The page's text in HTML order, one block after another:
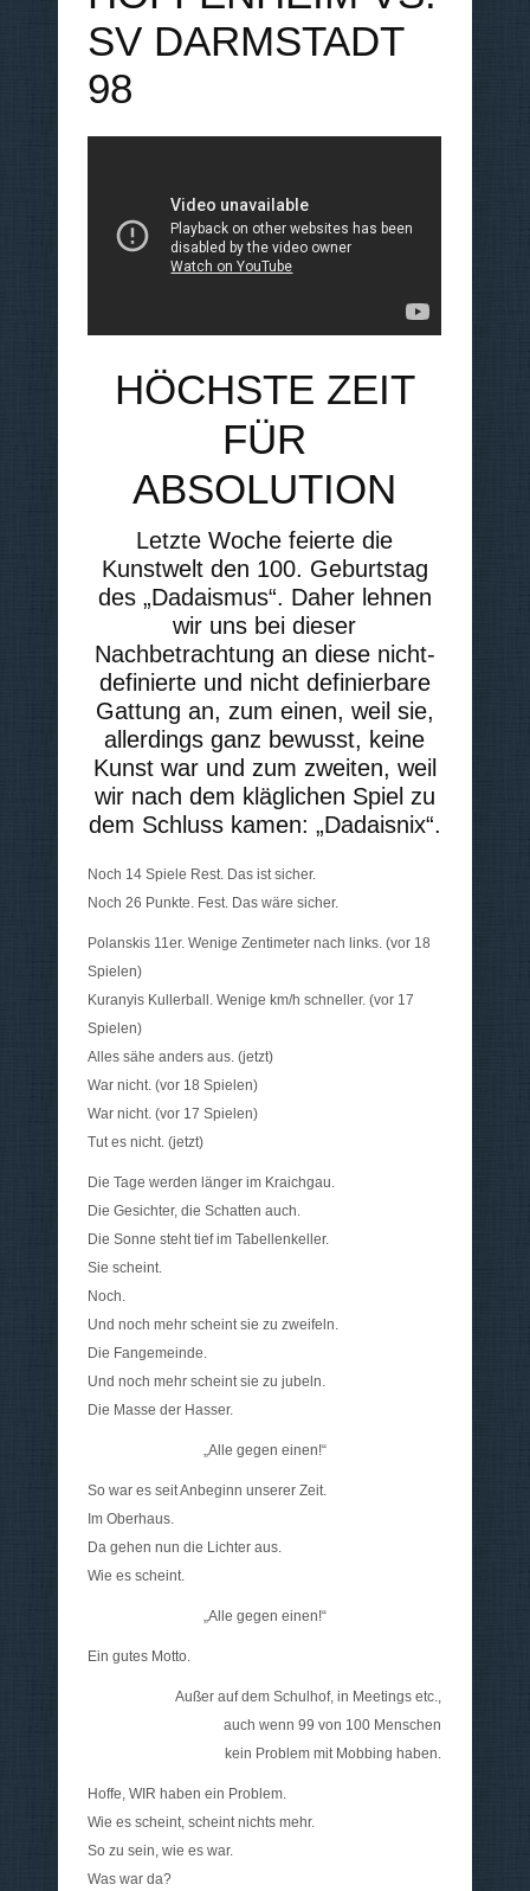
SV DARMSTADT
98
HÖCHSTE ZEIT
FÜR
ABSOLUTION
Letzte Woche feierte die
Kunstwelt den 100. Geburtstag
des „Dadaismus“. Daher lehnen
wir uns bei dieser
Nachbetrachtung an diese nicht-
definierte und nicht definierbare
Gattung an, zum einen, weil sie,
allerdings ganz bewusst, keine
Kunst war und zum zweiten, weil
wir nach dem kläglichen Spiel zu
dem Schluss kamen: „Dadaisnix“.
Noch 14 Spiele Rest. Das ist sicher.
Noch 26 Punkte. Fest. Das wäre sicher.
Polanskis 11er. Wenige Zentimeter nach links. (vor 18
Spielen)
Kuranyis Kullerball. Wenige km/h schneller. (vor 17
Spielen)
Alles sähe anders aus. (jetzt)
War nicht. (vor 18 Spielen)
War nicht. (vor 17 Spielen)
Tut es nicht. (jetzt)
Die Tage werden länger im Kraichgau.
Die Gesichter, die Schatten auch.
Die Sonne steht tief im Tabellenkeller.
Sie scheint.
Noch.
Und noch mehr scheint sie zu zweifeln.
Die Fangemeinde.
Und noch mehr scheint sie zu jubeln.
Die Masse der Hasser.
„Alle gegen einen!“
So war es seit Anbeginn unserer Zeit.
Im Oberhaus.
Da gehen nun die Lichter aus.
Wie es scheint.
„Alle gegen einen!“
Ein gutes Motto.
Außer auf dem Schulhof, in Meetings etc.,
auch wenn 99 von 100 Menschen
kein Problem mit Mobbing haben.
Hoffe, WIR haben ein Problem.
Wie es scheint, scheint nichts mehr.
So zu sein, wie es war.
Was war da?